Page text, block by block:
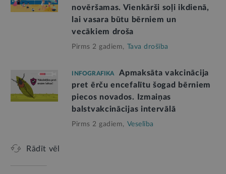
novēršamas. Vienkārši soļi ikdienā,
lai vasara būtu bērniem un
vecākiem droša
Pirms 2 gadiem, Tava drošība
INFOGRAFIKA
Apmaksāta vakcinācija
pret ērču encefalītu šogad bērniem
piecos novados. Izmaiņas
balstvakcinācijas intervālā
Pirms 2 gadiem, Veselība
Rādīt vēl